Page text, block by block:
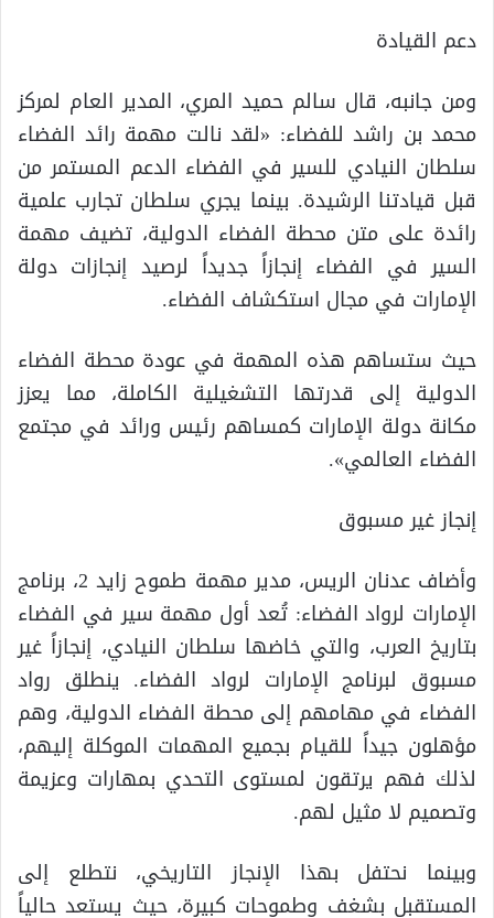
دعم القيادة
ومن جانبه، قال سالم حميد المري، المدير العام لمركز
محمد بن راشد للفضاء: «لقد نالت مهمة رائد الفضاء
سلطان النيادي للسير في الفضاء الدعم المستمر من
قبل قيادتنا الرشيدة. بينما يجري سلطان تجارب علمية
رائدة على متن محطة الفضاء الدولية، تضيف مهمة
السير في الفضاء إنجازاً جديداً لرصيد إنجازات دولة
الإمارات في مجال استكشاف الفضاء.
حيث ستساهم هذه المهمة في عودة محطة الفضاء
الدولية إلى قدرتها التشغيلية الكاملة، مما يعزز
مكانة دولة الإمارات كمساهم رئيس ورائد في مجتمع
الفضاء العالمي».
إنجاز غير مسبوق
وأضاف عدنان الريس، مدير مهمة طموح زايد 2، برنامج
الإمارات لرواد الفضاء: تُعد أول مهمة سير في الفضاء
بتاريخ العرب، والتي خاضها سلطان النيادي، إنجازاً غير
مسبوق لبرنامج الإمارات لرواد الفضاء. ينطلق رواد
الفضاء في مهامهم إلى محطة الفضاء الدولية، وهم
مؤهلون جيداً للقيام بجميع المهمات الموكلة إليهم،
لذلك فهم يرتقون لمستوى التحدي بمهارات وعزيمة
وتصميم لا مثيل لهم.
وبينما نحتفل بهذا الإنجاز التاريخي، نتطلع إلى
المستقبل بشغف وطموحات كبيرة، حيث يستعد حالياً